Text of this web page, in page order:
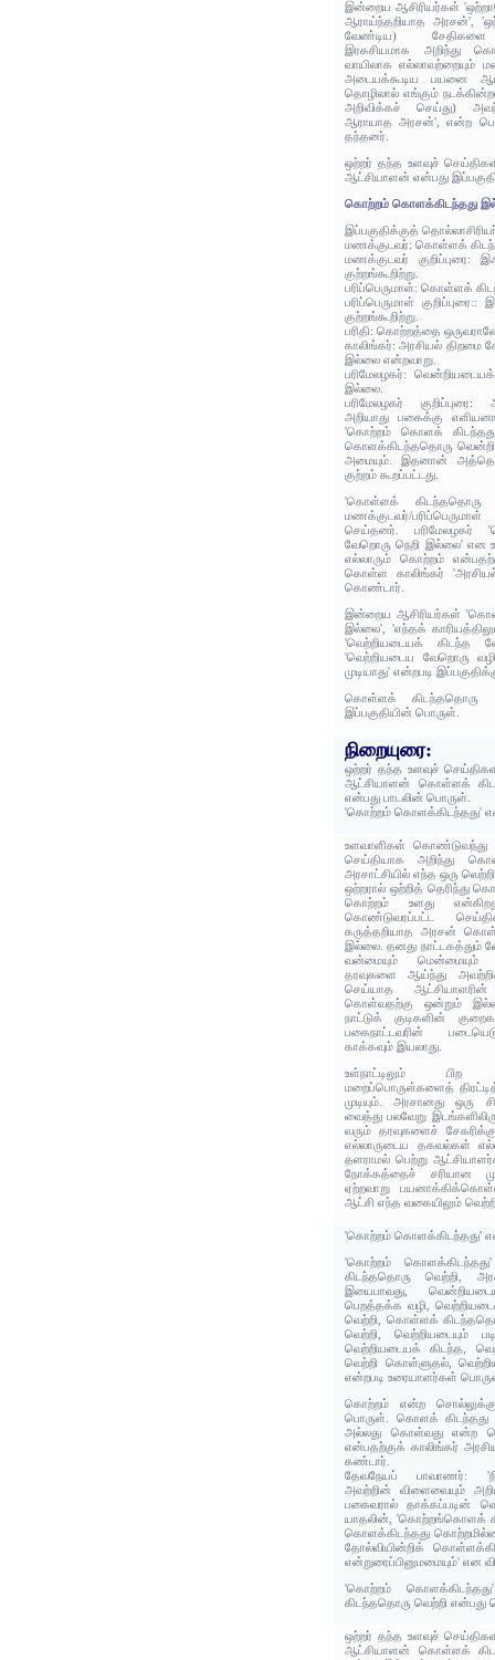
இன்றைய ஆசிரியர்கள்
ஆராய்ந்தறியாத அரசன்',
வேண்டிய)
இரகசியமாக அறிந்து
வாயிலாக எல்லாவற்றையும்
அடையக்கூடிய பயனை
தொழிலால் எங்கும்
அறிவிக்கச் செய்து)
ஆராயாத அரசன்', என்ற
தந்தனர்.
ஒற்றர் தந்த உளவுச்
ஆட்சியாளன் என்பது
கொற்றம் கொளக்கிடந்தது
இப்பகுதிக்குத்
மணக்குடவர்: கொள்ளக்
மணக்குடவர் குறிப்புரை:
குற்றங்கூறிற்று.
பரிப்பெருமாள்: கொள்ளக்
பரிப்பெருமாள்
குற்றங்கூறிற்று.
பரிதி: கொற்றத்தை
காலிங்கர்: அரசியல் திறமை
இல்லை என்றவாறு.
பரிமேலழகர்:
இல்லை.
பரிமேலழகர்
அறியாது பகைக்கு
'கொற்றம் கொளக்
கொளக்கிடந்ததொரு வென்றி
அமையும். இதனான்
குற்றம் கூறப்பட்டது.
'கொள்ளக் கிடந்ததொரு
மணக்குடவர்/
செய்தனர். பரிமேலழகர்
வேறொரு நெறி இல்லை' என
எல்லாரும் கொற்றம்
கொள்ள காலிங்கர்
கொண்டார்.
இன்றைய ஆசிரியர்கள்
இல்லை', 'எந்தக்
'வெற்றியடையக் கிடந்த
'வெற்றியடைய வேறொரு
முடியாது' என்றபடி
கொள்ளக் கிடந்ததொரு
இப்பகுதியின் பொருள்.
நிறையுரை:
ஒற்றர் தந்த உளவுச்
ஆட்சியாளன் கொள்ளக்
என்பது பாடலின் பொருள்.
'கொற்றம் கொளக்கிடந்தது'
உளவாளிகள் கொண்டுவந்து
செய்தியாக அறிந்து
அரசாட்சியில் எந்த ஒரு
ஒற்றரால் ஒற்றித் தெரிந்து
கொற்றம் உளது
கொண்டுவரப்பட்ட
கருத்தறியாத அரசன்
இல்லை. தனது நாட்டகத்தும்
வன்மையும் மென்மையும்
தரவுகளை ஆய்ந்து
செய்யாத
கொள்வதற்கு ஒன்றும்
நாட்டுக் குடிகளின்
பகைநாட்டவரின்
காக்கவும் இயலாது.
உள்நாட்டிலும் பிற
மறைப்பொருள்களைத்
முடியும். அரசானது
வைத்து பலவேறு
வரும் தரவுகளைச்
எல்லாருடைய தகவல்கள்
தளராமல் பெற்று
நோக்கத்தைச் சரியான
ஏற்றவாறு
ஆட்சி எந்த வகையிலும்
'கொற்றம் கொளக்கிடந்தது'
'கொற்றம்
கிடந்ததொரு வெற்றி,
இயைபாவது,
பெறத்தக்க வழி,
வெற்றி, கொள்ளக்
வெற்றி, வெற்றியடையும்
வெற்றியடையக் கிடந்த,
வெற்றி கொள்ளுதல்,
என்றபடி உரையாளர்கள்
கொற்றம் என்ற
பொருள். கொளக் கிடந்தது
அல்லது கொள்வது என்ற
என்பதற்குக் காலிங்கர்
கண்டார்.
தேவநேயப் பாவாணர்:
அவற்றின் விளைவையும்
பகைவரால் தாக்கப்படின்
யாதலின், 'கொற்றங்கொளக்
கொளக்கிடந்தது
தோல்வியின்றிக்
என்றுரைப்பினுமமையும்' என
'கொற்றம்
கிடந்ததொரு வெற்றி என்பது
ஒற்றர் தந்த உளவுச்
ஆட்சியாளன் கொள்ளக்